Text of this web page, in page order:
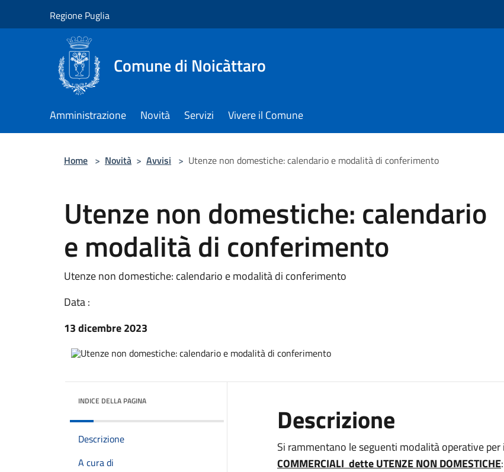
Regione Puglia
Comune di Noicàttaro
Amministrazione Novità Servizi Vivere il Comune
Home > Novità > Avvisi > Utenze non domestiche: calendario e modalità di conferimento
Utenze non domestiche: calendario
e modalità di conferimento
Utenze non domestiche: calendario e modalità di conferimento
Data :
13 dicembre 2023
INDICE DELLA PAGINA
Descrizione
A cura di
Descrizione
Si rammentano le seguenti modalità operative
COMMERCIALI dette UTENZE NON DOMESTICHE: